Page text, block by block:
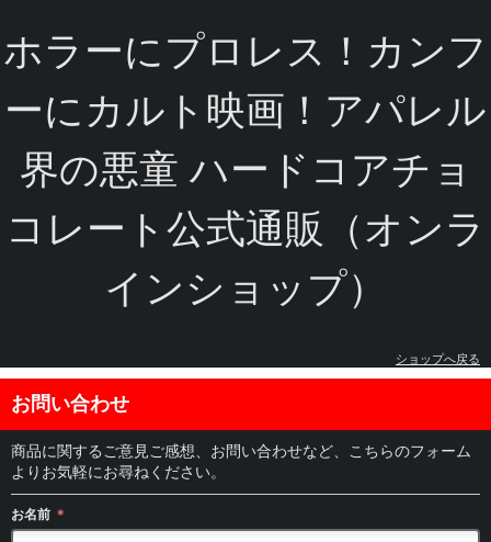
ホラーにプロレス！カンフ
ーにカルト映画！アパレル
界の悪童 ハードコアチョ
コレート公式通販（オンラ
インショップ）
ショップへ戻る
お問い合わせ
商品に関するご意見ご感想、お問い合わせなど、こちらのフォーム
よりお気軽にお尋ねください。
お名前 ＊